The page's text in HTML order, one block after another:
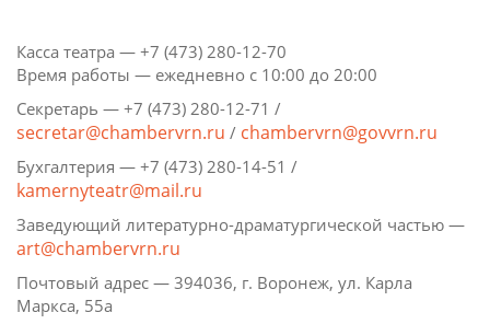
Касса театра — +7 (473) 280-12-70
Время работы — ежедневно с 10:00 до 20:00
Секретарь — +7 (473) 280-12-71 /
secretar@chambervrn.ru ​/ chambervrn@govvrn.ru
Бухгалтерия — +7 (473) 280-14-51 /
kamernyteatr@mail.ru
Заведующий литературно-драматургической частью —
art@chambervrn.ru
Почтовый адрес — 394036, г. Воронеж, ул. Карла
Маркса, 55а